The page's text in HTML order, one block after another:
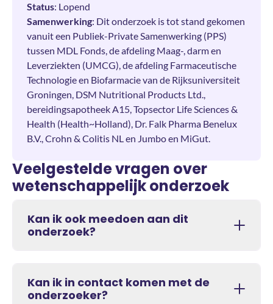
Status: Lopend
Samenwerking: Dit onderzoek is tot stand gekomen
vanuit een Publiek-Private Samenwerking (PPS)
tussen MDL Fonds, de afdeling Maag-, darm en
Leverziekten (UMCG), de afdeling Farmaceutische
Technologie en Biofarmacie van de Rijksuniversiteit
Groningen, DSM Nutritional Products Ltd.,
bereidingsapotheek A15, Topsector Life Sciences &
Health (Health~Holland), Dr. Falk Pharma Benelux
B.V., Crohn & Colitis NL en Jumbo en MiGut.
Veelgestelde vragen over
wetenschappelijk onderzoek
Kan ik ook meedoen aan dit
onderzoek?
Kan ik in contact komen met de
onderzoeker?